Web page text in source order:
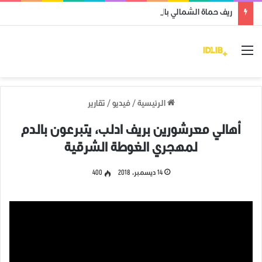
ريف حماة الشمالي بالكامل محرر من قوات نظام الأسد
القائمة
الرئيسية / فيديو / تقارير
أهالي معرشورين بريف ادلب، يتبرعون بالدم
لمهجري الغوطة الشرقية
14 ديسمبر، 2018 400